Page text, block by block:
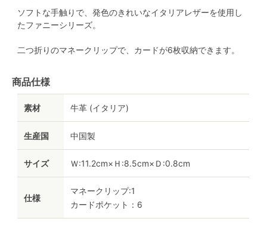
ソフトな手触りで、発色のきれいなイタリアレザーを使用し
たファニーシリーズ。
二つ折りのマネークリップで、カードが6枚収納できます。
商品仕様
素材 牛革 (イタリア)
生産国 中国製
サイズ Ｗ:11.2cm×Ｈ:8.5cm×Ｄ:0.8cm
仕様
マネークリップ:1
カードポケット：6